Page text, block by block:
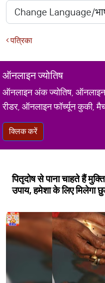
पत्रिका
ऑनलाइन ज्योतिष
ऑनलाइन अंक ज्योतिष,
रीडर, ऑनलाइन फॉर्च्यून कुकी,
क्लिक करें
पितृदोष से पाना चाहते हैं
उपाय, हमेशा के लिए मिलेगा